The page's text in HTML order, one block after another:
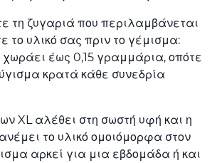
τη ζυγαριά που περιλαμβάνεται
το υλικό σας πριν το γέμισμα:
έως 0,15 γραμμάρια, οπότε
κρατά κάθε συνεδρία
XL αλέθει στη σωστή υφή και η
το υλικό ομοιόμορφα στον
αρκεί για μια εβδομάδα ή και